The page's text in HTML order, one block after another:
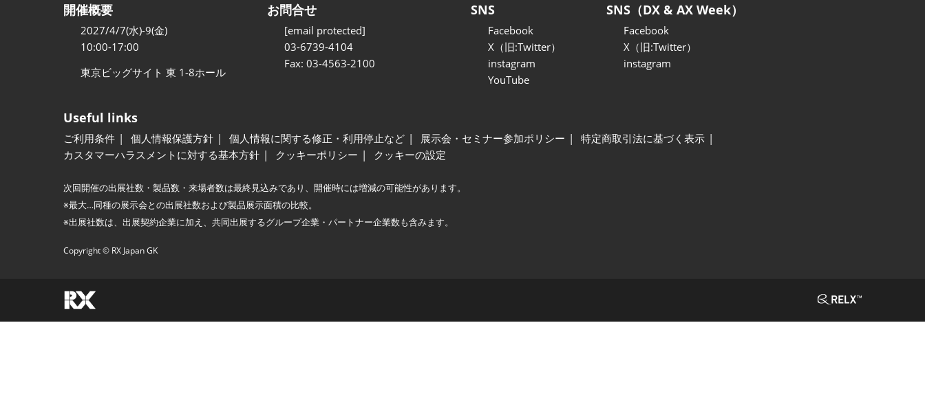
開催概要
2027/4/7(水)-9(金)
10:00-17:00
東京ビッグサイト 東 1-8ホール
お問合せ
[email protected]
03-6739-4104
Fax: 03-4563-2100
SNS
Facebook
X（旧:Twitter）
instagram
YouTube
SNS（DX & AX Week）
Facebook
X（旧:Twitter）
instagram
Useful links
ご利用条件 個人情報保護方針 個人情報に関する修正・利用停止など 展示会・セミナー参加ポリシー
特定商取引法に基づく表示
カスタマーハラスメントに対する基本方針
クッキーポリシー クッキーの設定
次回開催の出展社数・製品数・来場者数は最終見込みであり、開催時には増減の可能性があります。
※最大…同種の展示会との出展社数および製品展示面積の比較。
※出展社数は、出展契約企業に加え、共同出展するグループ企業・パートナー企業数も含みます。
Copyright © RX Japan GK